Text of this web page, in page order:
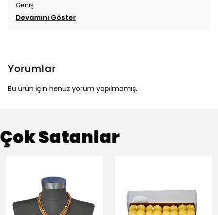
Geniş
Devamını Göster
Yorumlar
Bu ürün için henüz yorum yapılmamış.
Çok Satanlar